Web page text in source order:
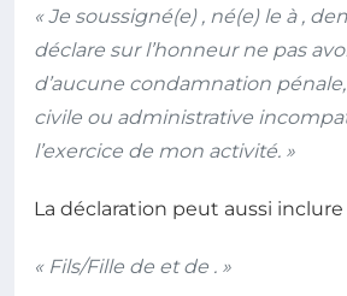
« Je soussigné(e) , né(e) le à ,
déclare sur l’honneur ne pas
d’aucune condamnation
civile ou administrative
l’exercice de mon activité. »
La déclaration peut aussi
« Fils/Fille de et de . »